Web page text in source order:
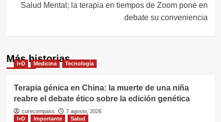
Salud Mental; la terapia en tiempos de Zoom pone en
debate su conveniencia
Más historias
I+D Medicina Tecnología
Terapia génica en China: la muerte de una niña
reabre el debate ético sobre la edición genética
curecompass
7 agosto, 2026
I+D
Importante Salud